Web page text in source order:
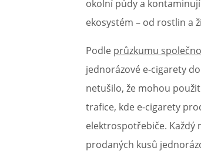
okolní půdy a
ekosystém – od rostlin a
Podle průzkumu
jednorázové e-cigarety
netušilo, že mohou
trafice, kde e-cigarety
elektrospotřebiče. Každý
prodaných kusů